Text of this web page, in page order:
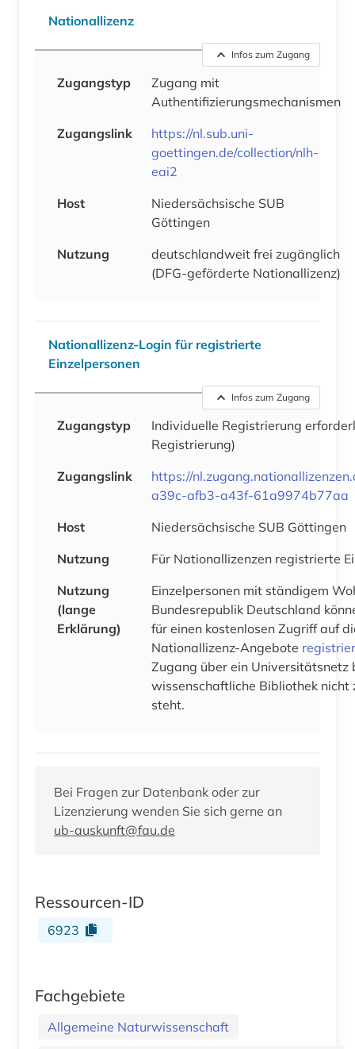
Nationallizenz
Infos zum Zugang
Zugangstyp
Zugang mit
Authentifizierungsmechanismen
Zugangslink
https://nl.sub.uni-
goettingen.de/collection/nlh-
eai2
Host
Niedersächsische SUB
Göttingen
Nutzung
deutschlandweit frei zugänglich
(DFG-geförderte Nationallizenz)
Nationallizenz-Login für registrierte
Einzelpersonen
Infos zum Zugang
Zugangstyp
Individuelle Registrierung
Registrierung)
Zugangslink
https://
a39c-afb3-a43f-61a9974b77aa
Host
Niedersächsische SUB Göttingen
Nutzung
Für Nationallizenzen registrierte
Nutzung
(lange
Erklärung)
Einzelpersonen mit ständigem
Bundesrepublik Deutschland
für einen kostenlosen Zugriff auf
Nationallizenz-Angebote
Zugang über ein Universitätsnetz
wissenschaftliche Bibliothek nicht
steht.
Bei Fragen zur Datenbank oder zur
Lizenzierung wenden Sie sich gerne an
ub-auskunft@fau.de
Ressourcen-ID
6923
Fachgebiete
Allgemeine Naturwissenschaft